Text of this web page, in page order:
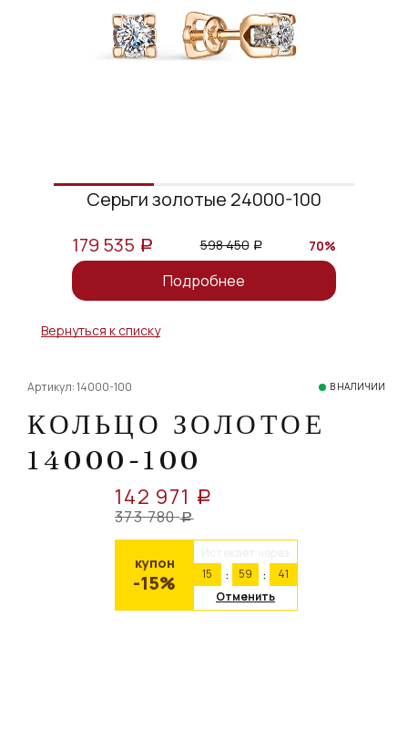
Серьги золотые 24000-100
179 535 a 598 450 a 70%
Подробнее
Вернуться к списку
Артикул: 14000-100 В НАЛИЧИИ
КОЛЬЦО ЗОЛОТОЕ
14000-100
142 971 a
373 780 a
купон
-15%
15
59
40
Отменить